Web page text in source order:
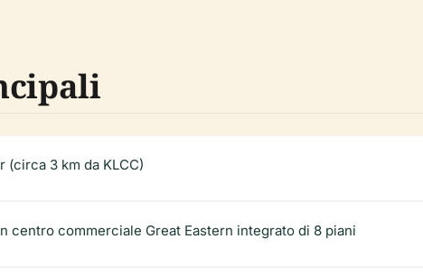
(circa 3 km da KLCC)
centro commerciale Great Eastern integrato di 8 piani